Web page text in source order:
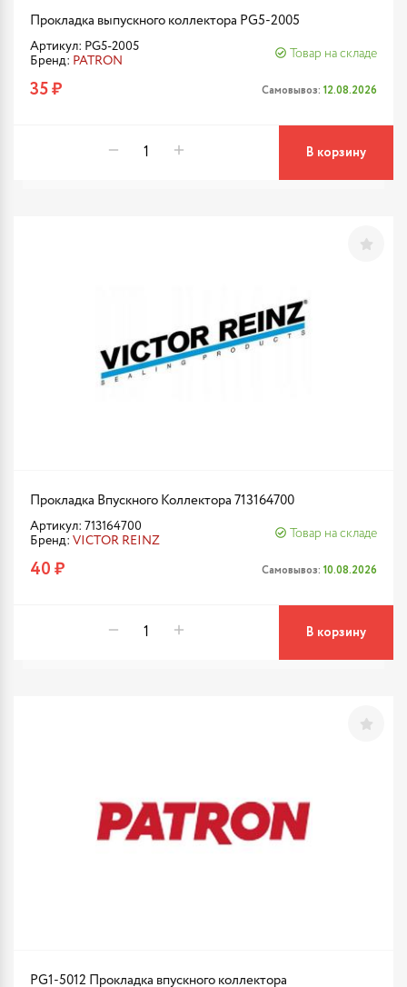
Прокладка выпускного коллектора PG5-2005
Артикул: PG5-2005
Бренд: PATRON
Товар на складе
35 ₽ Самовывоз: 12.08.2026
В корзину
Прокладка Впускного Коллектора 713164700
Артикул: 713164700
Бренд: VICTOR REINZ
Товар на складе
40 ₽ Самовывоз: 10.08.2026
В корзину
PG1-5012 Прокладка впускного коллектора